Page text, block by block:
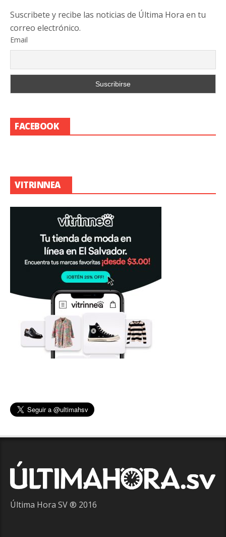
Suscribete y recibe las noticias de Última Hora en tu
correo electrónico.
Email
FACEBOOK
VITRINNEA
Última Hora SV ® 2016